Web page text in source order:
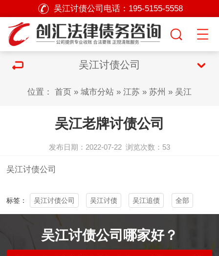
吴江讨债公司电话： 195-5155-5558
吴江讨债公司
位置： 首页 » 城市分站 » 江苏 » 苏州 » 吴江
吴江老牌讨债公司
发布日期：2022-07-22 浏览次数： 53
吴江讨债公司
标签： 吴江讨债公司 吴江讨债 吴江追债 全部
吴江讨债公司哪家好？